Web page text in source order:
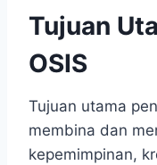
Tujuan
OSIS
Tujuan utama
membina dan
kepemimpinan,